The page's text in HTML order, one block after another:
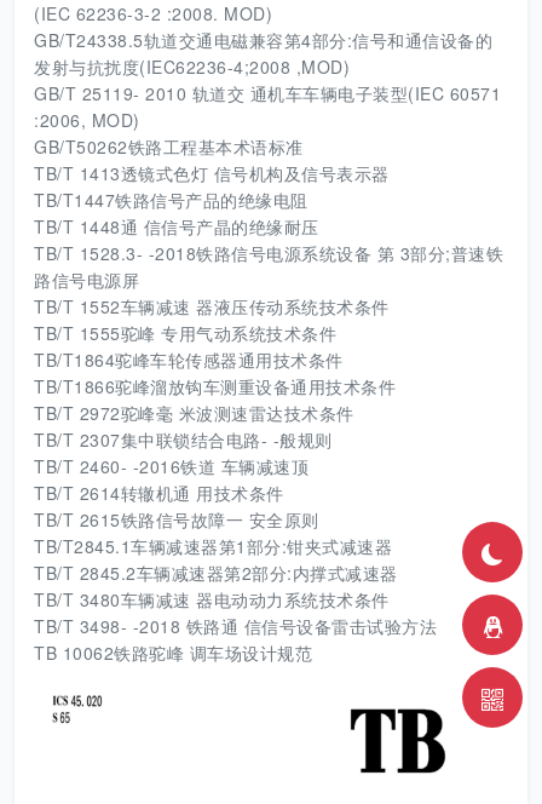
(IEC 62236-3-2 :2008. MOD)
GB/T24338.5轨道交通电磁兼容第4部分:信号和通信设备的
发射与抗扰度(IEC62236-4;2008 ,MOD)
GB/T 25119- 2010 轨道交 通机车车辆电子装型(IEC 60571
:2006, MOD)
GB/T50262铁路工程基本术语标准
TB/T 1413透镜式色灯 信号机构及信号表示器
TB/T1447铁路信号产品的绝缘电阻
TB/T 1448通 信信号产晶的绝缘耐压
TB/T 1528.3- -2018铁路信号电源系统设备 第 3部分;普速铁
路信号电源屏
TB/T 1552车辆减速 器液压传动系统技术条件
TB/T 1555驼峰 专用气动系统技术条件
TB/T1864驼峰车轮传感器通用技术条件
TB/T1866驼峰溜放钩车测重设备通用技术条件
TB/T 2972驼峰毫 米波测速雷达技术条件
TB/T 2307集中联锁结合电路- -般规则
TB/T 2460- -2016铁道 车辆减速顶
TB/T 2614转辙机通 用技术条件
TB/T 2615铁路信号故障一 安全原则
TB/T2845.1车辆减速器第1部分:钳夹式减速器
TB/T 2845.2车辆减速器第2部分:内撑式减速器
TB/T 3480车辆减速 器电动动力系统技术条件
TB/T 3498- -2018 铁路通 信信号设备雷击试验方法
TB 10062铁路驼峰 调车场设计规范